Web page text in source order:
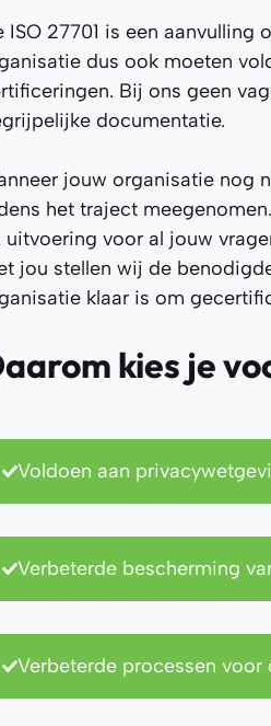
ISO 27701 is een aanvulling
dus ook moeten
Bij ons geen
documentatie.
jouw organisatie nog
het traject
uitvoering voor al jouw
jou stellen wij de
klaar is om
kies je
Voldoen aan
Verbeterde bescherming
Verbeterde processen